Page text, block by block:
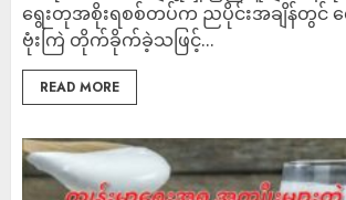
ရွေးတုအစိုးရစစ်တပ်က ညပိုင်းအချိန်တွင် လ
ဗုံးကြဲ တိုက်ခိုက်ခဲ့သဖြင့်...
READ MORE